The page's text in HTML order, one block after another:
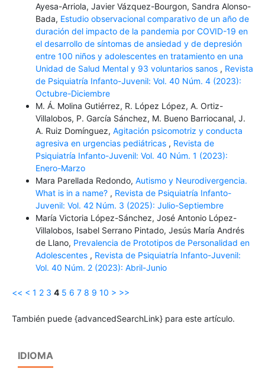
Ayesa-Arriola, Javier Vázquez-Bourgon, Sandra Alonso-
Bada, Estudio observacional comparativo de un año de
duración del impacto de la pandemia por COVID-19 en
el desarrollo de síntomas de ansiedad y de depresión
entre 100 niños y adolescentes en tratamiento en una
Unidad de Salud Mental y 93 voluntarios sanos , Revista
de Psiquiatría Infanto-Juvenil: Vol. 40 Núm. 4 (2023):
Octubre-Diciembre
M. Á. Molina Gutiérrez, R. López López, A. Ortiz-
Villalobos, P. García Sánchez, M. Bueno Barriocanal, J.
A. Ruiz Domínguez, Agitación psicomotriz y conducta
agresiva en urgencias pediátricas , Revista de
Psiquiatría Infanto-Juvenil: Vol. 40 Núm. 1 (2023):
Enero-Marzo
Mara Parellada Redondo, Autismo y Neurodivergencia.
What is in a name? , Revista de Psiquiatría Infanto-
Juvenil: Vol. 42 Núm. 3 (2025): Julio-Septiembre
María Victoria López-Sánchez, José Antonio López-
Villalobos, Isabel Serrano Pintado, Jesús María Andrés
de Llano, Prevalencia de Prototipos de Personalidad en
Adolescentes , Revista de Psiquiatría Infanto-Juvenil:
Vol. 40 Núm. 2 (2023): Abril-Junio
<< < 1 2 3 4 5 6 7 8 9 10 > >>
También puede {advancedSearchLink} para este artículo.
IDIOMA